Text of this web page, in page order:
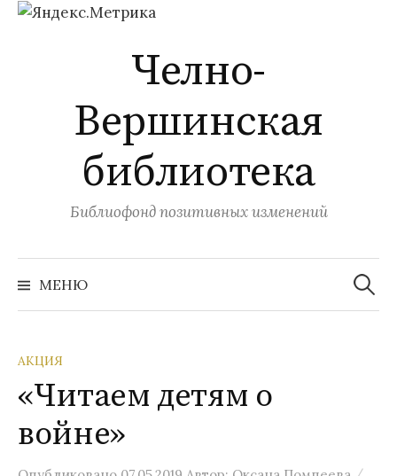
Челно-
Вершинская
библиотека
Библиофонд позитивных изменений
МЕНЮ
Найти:
АКЦИЯ
«Читаем детям о
войне»